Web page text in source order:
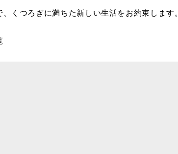
くつろぎに満ちた新しい生活をお約束します。